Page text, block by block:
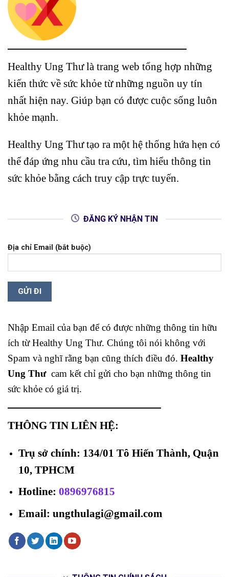
Healthy Ung Thư là trang web tổng hợp những
kiến thức về sức khỏe từ những nguồn uy tín
nhất hiện nay. Giúp bạn có được cuộc sống luôn
khỏe mạnh.
Healthy Ung Thư tạo ra một hệ thống hứa hẹn có
thể đáp ứng nhu cầu tra cứu, tìm hiểu thông tin
sức khỏe bằng cách truy cập trực tuyến.
ĐĂNG KÝ NHẬN TIN
Địa chỉ Email (bắt buộc)
Nhập Email của bạn để có được những thông tin hữu
ích từ Healthy Ung Thư. Chúng tôi nói không với
Spam và nghĩ rằng bạn cũng thích điều đó. Healthy
Ung Thư cam kết chỉ gửi cho bạn những thông tin
sức khỏe có giá trị.
THÔNG TIN LIÊN HỆ:
Trụ sở chính: 134/01 Tô Hiến Thành, Quận
10, TPHCM
Hotline: 0896976815
Email: ungthulagi@gmail.com